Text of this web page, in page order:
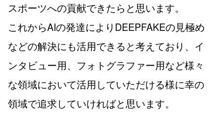
スポーツへの貢献できたらと思います。
これからAIの発達によりDEEPFAKEの見極め
などの解決にも活用できると考えており、イ
ンタビュー用、フォトグラファー用など様々
な領域において活用していただける様に幸の
領域で追求していければと思います。